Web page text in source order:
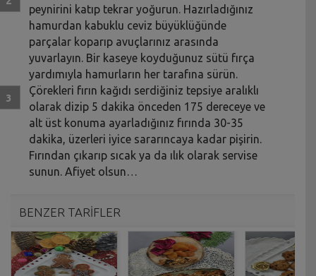
peynirini katıp tekrar yoğurun. Hazırladığınız
hamurdan kabuklu ceviz büyüklüğünde
parçalar koparıp avuçlarınız arasında
yuvarlayın. Bir kaseye koyduğunuz sütü fırça
yardımıyla hamurların her tarafına sürün.
Çörekleri fırın kağıdı serdiğiniz tepsiye aralıklı
olarak dizip 5 dakika önceden 175 dereceye ve
alt üst konuma ayarladığınız fırında 30-35
dakika, üzerleri iyice sararıncaya kadar pişirin.
Fırından çıkarıp sıcak ya da ılık olarak servise
sunun. Afiyet olsun…
BENZER TARİFLER